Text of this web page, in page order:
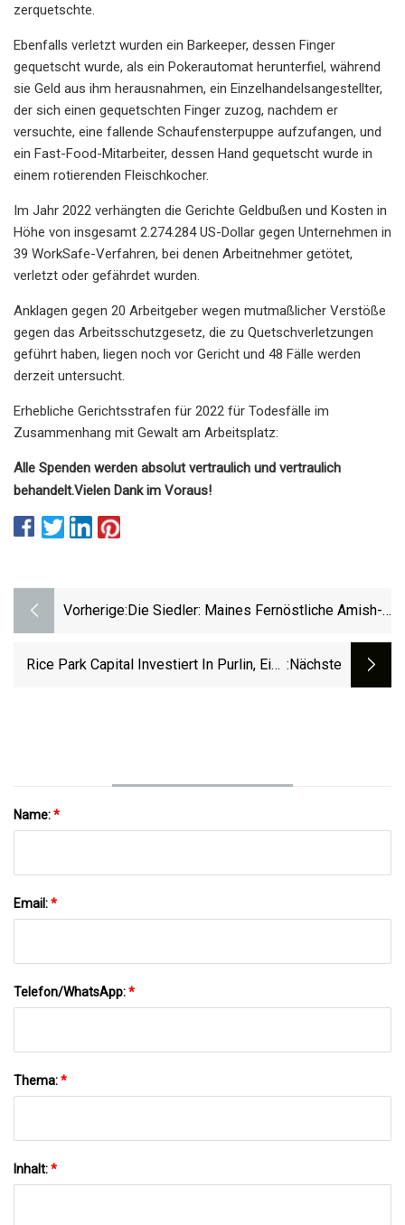
zerquetschte.
Ebenfalls verletzt wurden ein Barkeeper, dessen Finger
gequetscht wurde, als ein Pokerautomat herunterfiel, während
sie Geld aus ihm herausnahmen, ein Einzelhandelsangestellter,
der sich einen gequetschten Finger zuzog, nachdem er
versuchte, eine fallende Schaufensterpuppe aufzufangen, und
ein Fast-Food-Mitarbeiter, dessen Hand gequetscht wurde in
einem rotierenden Fleischkocher.
Im Jahr 2022 verhängten die Gerichte Geldbußen und Kosten in
Höhe von insgesamt 2.274.284 US-Dollar gegen Unternehmen in
39 WorkSafe-Verfahren, bei denen Arbeitnehmer getötet,
verletzt oder gefährdet wurden.
Anklagen gegen 20 Arbeitgeber wegen mutmaßlicher Verstöße
gegen das Arbeitsschutzgesetz, die zu Quetschverletzungen
geführt haben, liegen noch vor Gericht und 48 Fälle werden
derzeit untersucht.
Erhebliche Gerichtsstrafen für 2022 für Todesfälle im
Zusammenhang mit Gewalt am Arbeitsplatz:
Alle Spenden werden absolut vertraulich und vertraulich
behandelt.Vielen Dank im Voraus!
Vorherige: Die Siedler: Maines Fernöstliche Amish-
Rice Park Capital Investiert In Purlin, Eine :nächste
Name:*
Email:*
Telefon/WhatsApp:*
Thema:*
Inhalt:*